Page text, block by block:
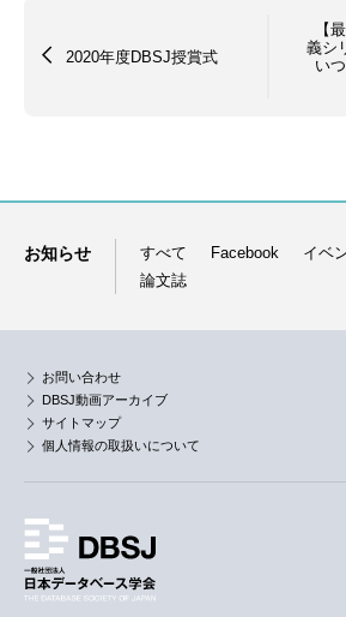
2020年度DBSJ授賞式
【
義シ
い
お知らせ すべて Facebook イベ
論文誌
お問い合わせ
DBSJ動画アーカイブ
サイトマップ
個人情報の取扱いについて